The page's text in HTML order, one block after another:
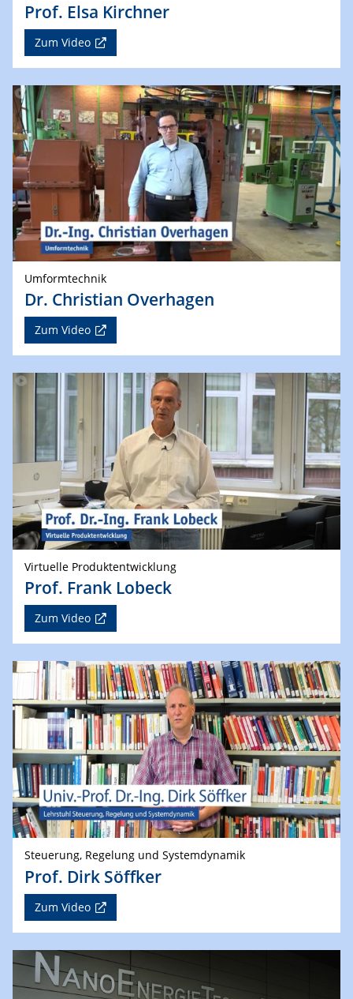
Prof. Elsa Kirchner
Zum Video
Umformtechnik
Dr. Christian Overhagen
Zum Video
Virtuelle Produktentwicklung
Prof. Frank Lobeck
Zum Video
Steuerung, Regelung und Systemdynamik
Prof. Dirk Söffker
Zum Video